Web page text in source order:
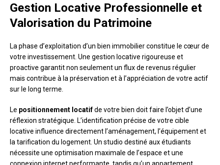
Gestion Locative Professionnelle et
Valorisation du Patrimoine
La phase d’exploitation d’un bien immobilier constitue le cœur de
votre investissement. Une gestion locative rigoureuse et
proactive garantit non seulement un flux de revenus régulier
mais contribue à la préservation et à l’appréciation de votre actif
sur le long terme.
Le positionnement locatifde votre bien doit faire l’objet d’une
réflexion stratégique. L’identification précise de votre cible
locative influence directement l’aménagement, l’équipement et
la tarification du logement. Un studio destiné aux étudiants
nécessite une optimisation maximale de l’espace et une